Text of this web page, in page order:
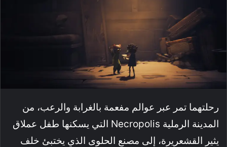
رحلتهما تمر عبر عوالم مفعمة بالغرابة والرعب، من
المدينة الرملية Necropolis التي يسكنها طفل عملاق
يثير القشعريرة، إلى مصنع الحلوى الذي يختبئ خلف